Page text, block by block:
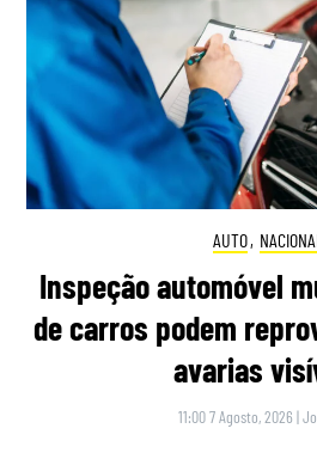
AUTO,
Inspeção automóvel
de carros podem
avarias
11:00 7 Agosto, 2026 |